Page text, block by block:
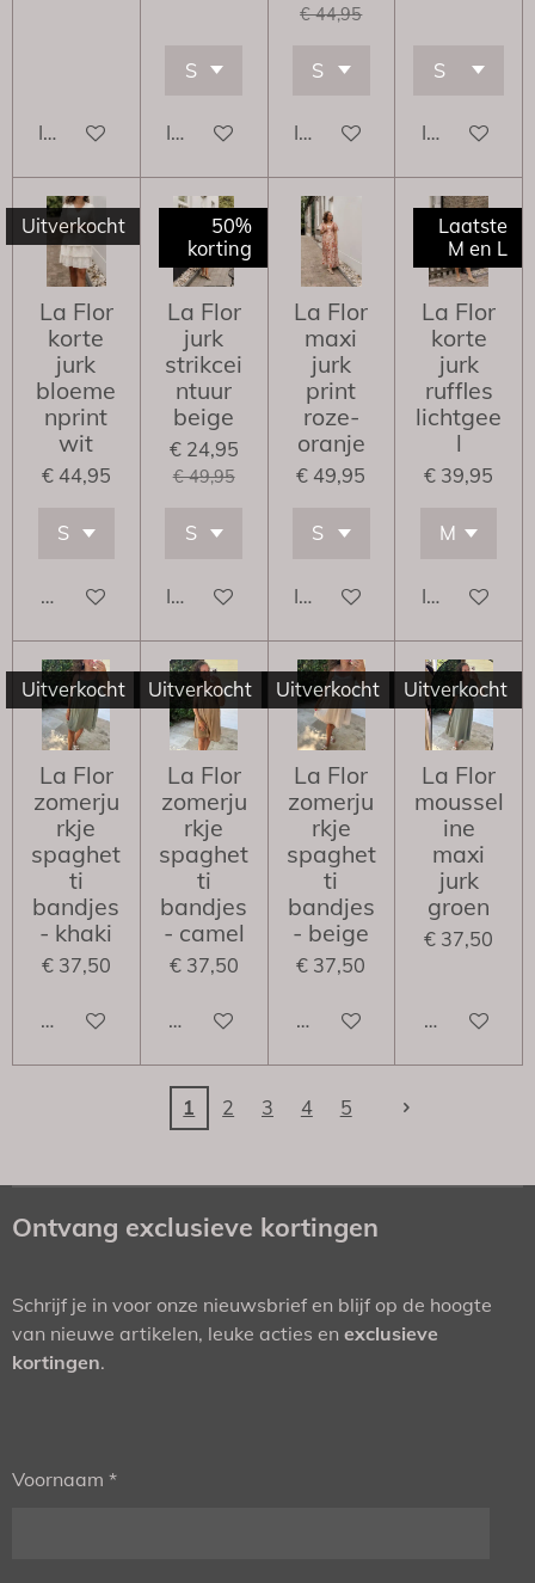
In winkelwagenIn winkelwagen
€ 44,95
In winkelwagen
In
Uitverkocht
La Flor
korte
jurk
bloeme
nprint
wit
€ 44,95
Houd mij op de hoogte
50%
korting
La Flor
jurk
strikcei
ntuur
beige
€ 24,95
€ 49,95
In winkelwagen
La Flor
maxi
jurk
print
roze-
oranje
€ 49,95
In winkelwagen
Laatste
M en L
La Flor
korte
jurk
ruffles
lichtgee
l
€ 39,95
In
Uitverkocht
La Flor
zomerju
rkje
spaghet
ti
bandjes
- khaki
€ 37,50
Houd mij op de hoogte
Uitverkocht
La Flor
zomerju
rkje
spaghet
ti
bandjes
- camel
€ 37,50
Houd mij op de hoogte
Uitverkocht
La Flor
zomerju
rkje
spaghet
ti
bandjes
- beige
€ 37,50
Houd mij op de hoogte
Uitverkocht
La Flor
moussel
ine
maxi
jurk
groen
€ 37,50
Houd mij
1 2 3 4 5
Ontvang exclusieve kortingen
Schrijf je in voor onze nieuwsbrief en blijf op de hoogte
van nieuwe artikelen, leuke acties en exclusieve
kortingen.
Voornaam *